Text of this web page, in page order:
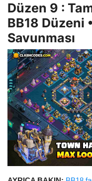
Düzen 9 :
BB18 Düzeni
Savunması